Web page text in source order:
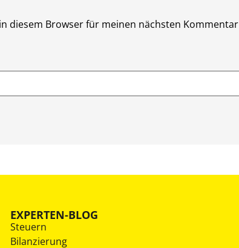
diesem Browser für meinen nächsten Kommentar
EXPERTEN-BLOG
Steuern
Bilanzierung